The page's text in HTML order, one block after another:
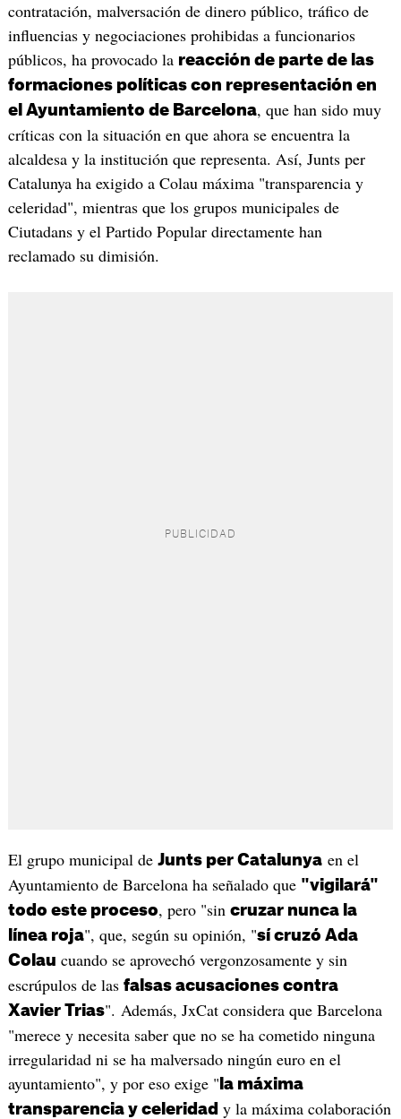
contratación, malversación de dinero público, tráfico de
influencias y negociaciones prohibidas a funcionarios
públicos, ha provocado la reacción de parte de las
formaciones políticas con representación en
el Ayuntamiento de Barcelona, que han sido muy
críticas con la situación en que ahora se encuentra la
alcaldesa y la institución que representa. Así, Junts per
Catalunya ha exigido a Colau máxima "transparencia y
celeridad", mientras que los grupos municipales de
Ciutadans y el Partido Popular directamente han
reclamado su dimisión.
El grupo municipal de Junts per Catalunyaen el
Ayuntamiento de Barcelona ha señalado que "vigilará"
todo este proceso, pero "sin cruzar nunca la
línea roja", que, según su opinión, "sí cruzó Ada
Colau cuando se aprovechó vergonzosamente y sin
escrúpulos de las falsas acusaciones contra
Xavier Trias". Además, JxCat considera que Barcelona
"merece y necesita saber que no se ha cometido ninguna
irregularidad ni se ha malversado ningún euro en el
ayuntamiento", y por eso exige " la máxima
transparencia y celeridad y la máxima colaboración